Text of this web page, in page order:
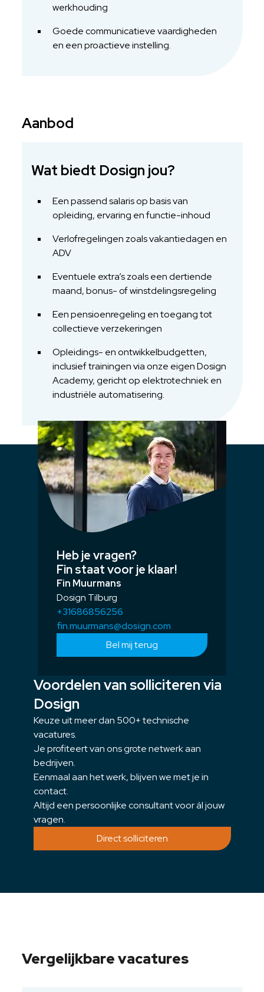
werkhouding
Goede communicatieve vaardigheden
en een proactieve instelling.
Aanbod
Wat biedt Dosign jou?
Een passend salaris op basis van
opleiding, ervaring en functie-inhoud
Verlofregelingen zoals vakantiedagen en
ADV
Eventuele extra’s zoals een dertiende
maand, bonus- of winstdelingsregeling
Een pensioenregeling en toegang tot
collectieve verzekeringen
Opleidings- en ontwikkelbudgetten,
inclusief trainingen via onze eigen Dosign
Academy, gericht op elektrotechniek en
industriële automatisering.
Heb je vragen?
Fin staat voor je klaar!
Fin Muurmans
Dosign Tilburg
+31686856256
fin.muurmans@dosign.com
Bel mij terug
Voordelen van solliciteren via
Dosign
Keuze uit meer dan 500+ technische
vacatures.
Je profiteert van ons grote netwerk aan
bedrijven.
Eenmaal aan het werk, blijven we met je in
contact.
Altijd een persoonlijke consultant voor ál jouw
vragen.
Direct solliciteren
Vergelijkbare vacatures